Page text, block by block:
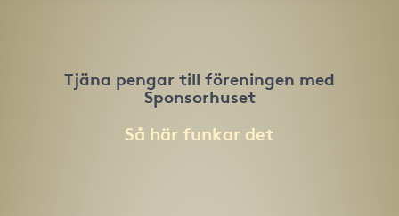
Tjäna pengar till föreningen med
Sponsorhuset
Så här funkar det